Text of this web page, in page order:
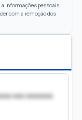
informações pessoais,
com a remoção dos
xxx xxxxxxx